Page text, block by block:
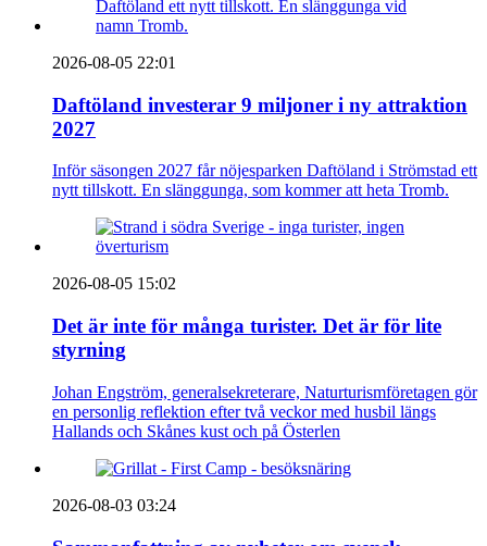
2026-08-05 22:01
Daftöland investerar 9 miljoner i ny attraktion
2027
Inför säsongen 2027 får nöjesparken Daftöland i Strömstad ett
nytt tillskott. En slänggunga, som kommer att heta Tromb.
2026-08-05 15:02
Det är inte för många turister. Det är för lite
styrning
Johan Engström, generalsekreterare, Naturturismföretagen gör
en personlig reflektion efter två veckor med husbil längs
Hallands och Skånes kust och på Österlen
2026-08-03 03:24